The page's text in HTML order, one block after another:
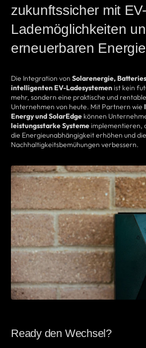
zukunftssicher mit EV-
Lademöglichkeiten
erneuerbaren
Die Integration von Solarenergie,
intelligenten EV-Ladesystemen ist kein
mehr, sondern eine praktische und
Unternehmen von heute. Mit Partnern wie
Energy und SolarEdge können
leistungsstarke Systeme implementieren,
die Energieunabhängigkeit erhöhen und die
Nachhaltigkeitsbemühungen verbessern.
Ready den Wechsel?